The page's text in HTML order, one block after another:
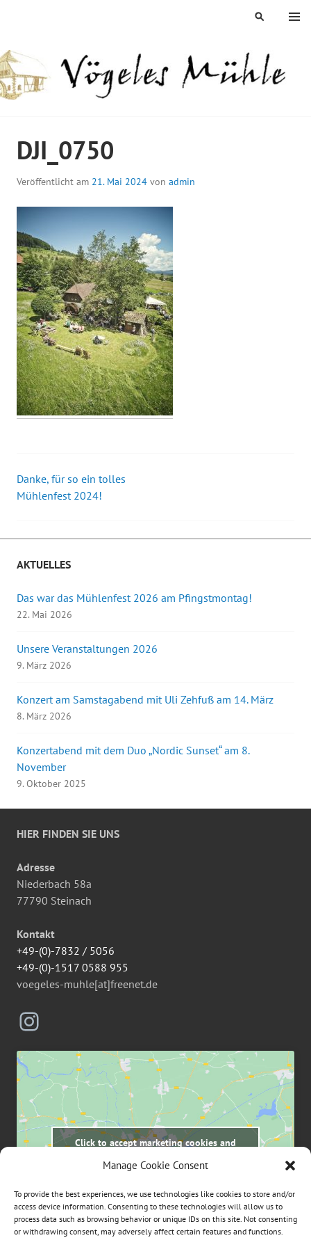
Manage Cookie Consent
To provide the best experiences, we use technologies like cookies to store and/or
access device information. Consenting to these technologies will allow us to
process data such as browsing behavior or unique IDs on this site. Not consenting
or withdrawing consent, may adversely affect certain features and functions.
MENÜ
SUCHEN
DJI_0750
Veröffentlicht am 21. Mai 2024 von admin
Beitrags-
Danke, für so ein tolles
Mühlenfest 2024!
AKTUELLES
Das war das Mühlenfest 2026 am Pfingstmontag!
22. Mai 2026
Unsere Veranstaltungen 2026
9. März 2026
Konzert am Samstagabend mit Uli Zehfuß am 14. März
8. März 2026
Konzertabend mit dem Duo „Nordic Sunset“ am 8.
November
9. Oktober 2025
HIER FINDEN SIE UNS
Adresse
Niederbach 58a
77790 Steinach
Kontakt
+49-(0)-7832 / 5056
+49-(0)-1517 0588 955
voegeles-muhle[at]freenet.de
Instagram
Click to accept marketing cookies and